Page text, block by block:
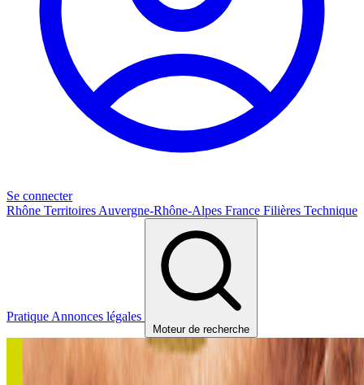
Se connecter
Rhône Territoires Auvergne-Rhône-Alpes France Filières Technique
Pratique Annonces légales
Moteur de recherche